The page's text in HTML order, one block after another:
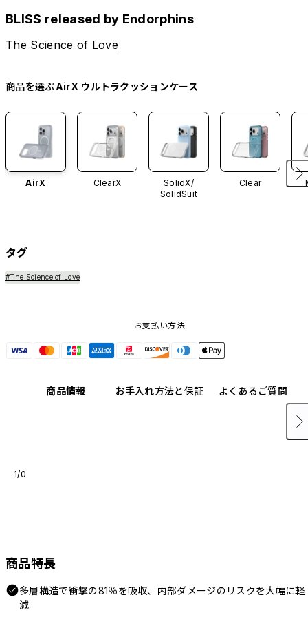
BLISS released by Endorphins
The Science of Love
商品を選ぶAirX ウルトラクッションケース
AirX ClearX
SolidX/
SolidSuit
Clear
タグ
#The Science of Love
お支払い方法
商品情報 お手入れ方法と保証 よくあるご質問
1/0
商品特長
多層構造で衝撃の81％を吸収、内部ダメージのリスクを大幅に軽
減